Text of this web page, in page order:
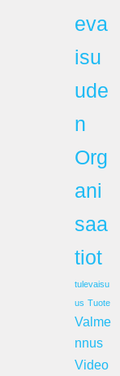
eva
isu
ude
n
Org
ani
saa
tiot
tulevaisu
us Tuote
Valme
nnus
Video